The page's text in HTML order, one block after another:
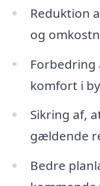
Reduktion
og
komfort i
Sikring af,
gældende
Bedre